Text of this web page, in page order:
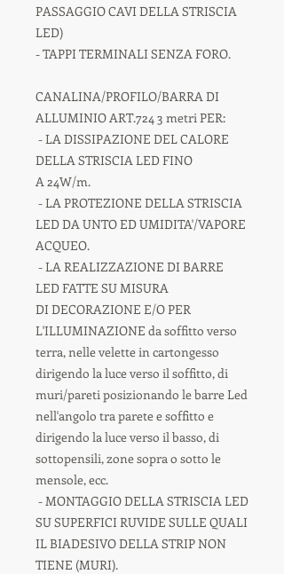
PASSAGGIO CAVI DELLA STRISCIA
LED)
- TAPPI TERMINALI SENZA FORO.
CANALINA/PROFILO/BARRA DI
ALLUMINIO ART.724 3 metri PER:
- LA DISSIPAZIONE DEL CALORE
DELLA STRISCIA LED FINO
A 24W/m.
- LA PROTEZIONE DELLA STRISCIA
LED DA UNTO ED UMIDITA'/VAPORE
ACQUEO.
- LA REALIZZAZIONE DI BARRE
LED FATTE SU MISURA
DI DECORAZIONE E/O PER
L'ILLUMINAZIONE da soffitto verso
terra, nelle velette in cartongesso
dirigendo la luce verso il soffitto, di
muri/pareti posizionando le barre Led
nell'angolo tra parete e soffitto e
dirigendo la luce verso il basso, di
sottopensili, zone sopra o sotto le
mensole, ecc.
- MONTAGGIO DELLA STRISCIA LED
SU SUPERFICI RUVIDE SULLE QUALI
IL BIADESIVO DELLA STRIP NON
TIENE (MURI).